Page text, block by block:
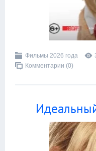
Фильмы 2026 года
Комментарии (0)